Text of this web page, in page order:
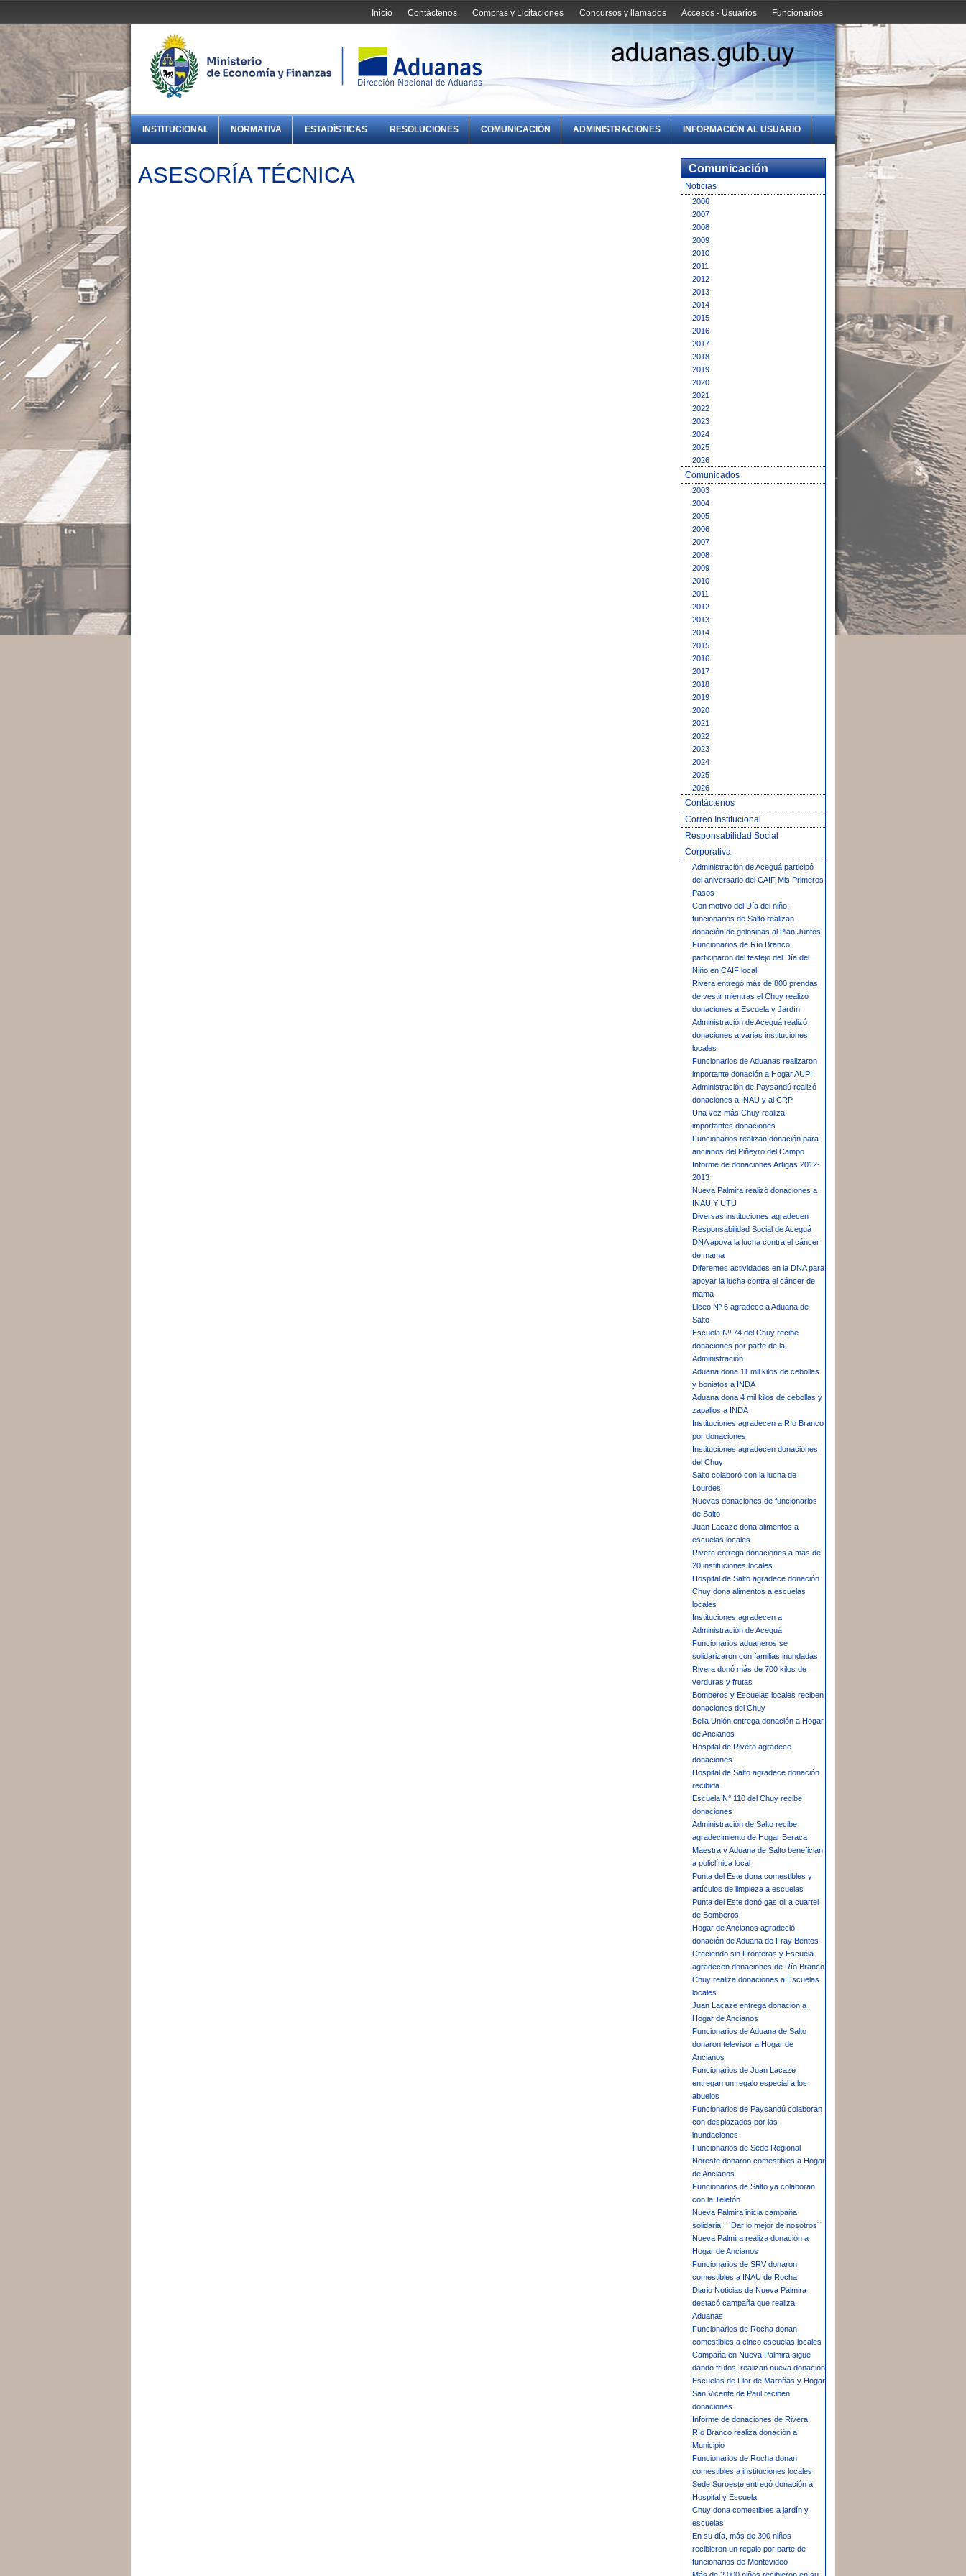
Funcionarios
Accesos - Usuarios
Concursos y llamados
Compras y Licitaciones
Contáctenos
Inicio
INSTITUCIONAL NORMATIVA ESTADÍSTICAS RESOLUCIONES COMUNICACIÓN ADMINISTRACIONES INFORMACIÓN AL USUARIO
ASESORÍA TÉCNICA Comunicación
Noticias
2006
2007
2008
2009
2010
2011
2012
2013
2014
2015
2016
2017
2018
2019
2020
2021
2022
2023
2024
2025
2026
Comunicados
2003
2004
2005
2006
2007
2008
2009
2010
2011
2012
2013
2014
2015
2016
2017
2018
2019
2020
2021
2022
2023
2024
2025
2026
Contáctenos
Correo Institucional
Responsabilidad Social
Corporativa
Administración de Aceguá participó
del aniversario del CAIF Mis Primeros
Pasos
Con motivo del Día del niño,
funcionarios de Salto realizan
donación de golosinas al Plan Juntos
Funcionarios de Río Branco
participaron del festejo del Día del
Niño en CAIF local
Rivera entregó más de 800 prendas
de vestir mientras el Chuy realizó
donaciones a Escuela y Jardín
Administración de Aceguá realizó
donaciones a varias instituciones
locales
Funcionarios de Aduanas realizaron
importante donación a Hogar AUPI
Administración de Paysandú realizó
donaciones a INAU y al CRP
Una vez más Chuy realiza
importantes donaciones
Funcionarios realizan donación para
ancianos del Piñeyro del Campo
Informe de donaciones Artigas 2012-
2013
Nueva Palmira realizó donaciones a
INAU Y UTU
Diversas instituciones agradecen
Responsabilidad Social de Aceguá
DNA apoya la lucha contra el cáncer
de mama
Diferentes actividades en la DNA para
apoyar la lucha contra el cáncer de
mama
Liceo Nº 6 agradece a Aduana de
Salto
Escuela Nº 74 del Chuy recibe
donaciones por parte de la
Administración
Aduana dona 11 mil kilos de cebollas
y boniatos a INDA
Aduana dona 4 mil kilos de cebollas y
zapallos a INDA
Instituciones agradecen a Río Branco
por donaciones
Instituciones agradecen donaciones
del Chuy
Salto colaboró con la lucha de
Lourdes
Nuevas donaciones de funcionarios
de Salto
Juan Lacaze dona alimentos a
escuelas locales
Rivera entrega donaciones a más de
20 instituciones locales
Hospital de Salto agradece donación
Chuy dona alimentos a escuelas
locales
Instituciones agradecen a
Administración de Aceguá
Funcionarios aduaneros se
solidarizaron con familias inundadas
Rivera donó más de 700 kilos de
verduras y frutas
Bomberos y Escuelas locales reciben
donaciones del Chuy
Bella Unión entrega donación a Hogar
de Ancianos
Hospital de Rivera agradece
donaciones
Hospital de Salto agradece donación
recibida
Escuela N° 110 del Chuy recibe
donaciones
Administración de Salto recibe
agradecimiento de Hogar Beraca
Maestra y Aduana de Salto benefician
a policlínica local
Punta del Este dona comestibles y
artículos de limpieza a escuelas
Punta del Este donó gas oil a cuartel
de Bomberos
Hogar de Ancianos agradeció
donación de Aduana de Fray Bentos
Creciendo sin Fronteras y Escuela
agradecen donaciones de Río Branco
Chuy realiza donaciones a Escuelas
locales
Juan Lacaze entrega donación a
Hogar de Ancianos
Funcionarios de Aduana de Salto
donaron televisor a Hogar de
Ancianos
Funcionarios de Juan Lacaze
entregan un regalo especial a los
abuelos
Funcionarios de Paysandú colaboran
con desplazados por las
inundaciones
Funcionarios de Sede Regional
Noreste donaron comestibles a Hogar
de Ancianos
Funcionarios de Salto ya colaboran
con la Teletón
Nueva Palmira inicia campaña
solidaria: ``Dar lo mejor de nosotros´´
Nueva Palmira realiza donación a
Hogar de Ancianos
Funcionarios de SRV donaron
comestibles a INAU de Rocha
Diario Noticias de Nueva Palmira
destacó campaña que realiza
Aduanas
Funcionarios de Rocha donan
comestibles a cinco escuelas locales
Campaña en Nueva Palmira sigue
dando frutos: realizan nueva donación
Escuelas de Flor de Maroñas y Hogar
San Vicente de Paul reciben
donaciones
Informe de donaciones de Rivera
Río Branco realiza donación a
Municipio
Funcionarios de Rocha donan
comestibles a instituciones locales
Sede Suroeste entregó donación a
Hospital y Escuela
Chuy dona comestibles a jardín y
escuelas
En su día, más de 300 niños
recibieron un regalo por parte de
funcionarios de Montevideo